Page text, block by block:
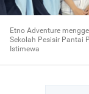
Etno Adventure
Sekolah Pesisir Pantai
Istimewa